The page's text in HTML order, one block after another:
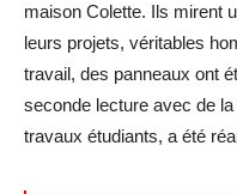
maison Colette. Ils mirent
leurs projets, véritables
travail, des panneaux ont
seconde lecture avec de
travaux étudiants, a été